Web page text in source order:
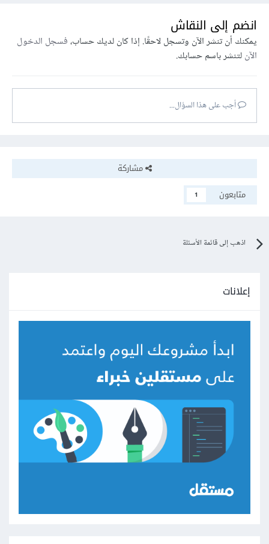
انضم إلى النقاش
يمكنك أن تنشر الآن وتسجل لاحقًا. إذا كان لديك حساب،فسجل الدخول
الآنلتنشر باسم حسابك.
أجب على هذا السؤال...
مشاركة
متابعون
1
اذهب إلى قائمة الأسئلة
إعلانات